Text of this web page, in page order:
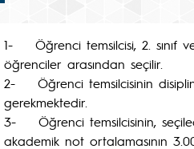
1- Öğrenci temsilcisi, 2. sınıf
öğrenciler arasından seçilir.
2- Öğrenci temsilcisinin disiplin
gerekmektedir.
3- Öğrenci temsilcisinin,
akademik not ortalamasının